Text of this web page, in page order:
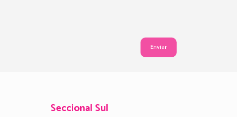
Seccional Sul